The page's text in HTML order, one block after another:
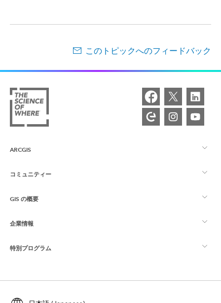
このトピックへのフィードバック
ARCGIS
ArcGIS の概要
マッピング
コミュニティー
Esri Community
ArcGIS ブログ
GIS の概要
GIS とは
ロケーション インテリジェンス
トレーニング
企業情報
Esri について
特別プログラム